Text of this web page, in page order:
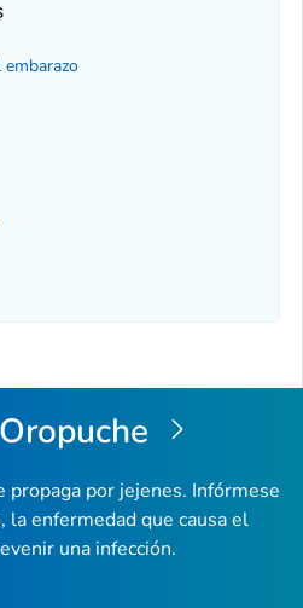
propaga por jejenes. Infórmese
la enfermedad que causa el
una infección.